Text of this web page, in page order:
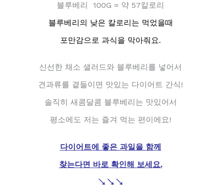
블루베리 100G = 약 57칼로리
블루베리의 낮은 칼로리는 먹었을때
포만감으로 과식을 막아줘요.
신선한 채소 샐러드와 블루베리를 넣어서
견과류를 곁들이면 맛있는 다이어트 간식!
솔직히 새콤달콤 블루베리는 맛있어서
평소에도 저는 즐겨 먹는 편이에요!
다이어트에 좋은 과일을 함께
찾는다면 바로 확인해 보세요.
↘ ↘ ↘